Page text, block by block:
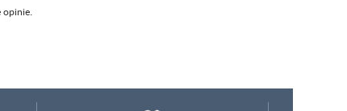
opinie.